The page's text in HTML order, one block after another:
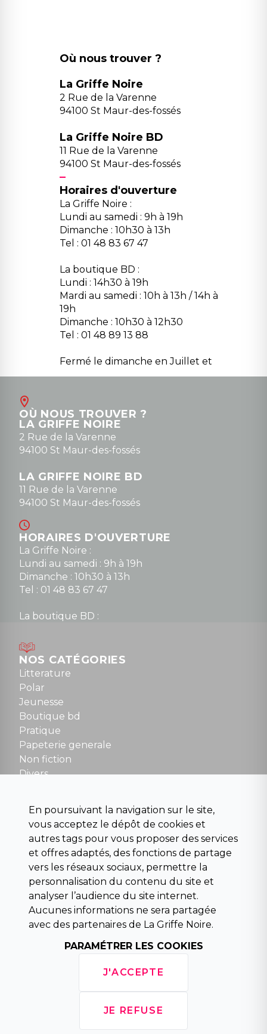
Où nous trouver ?
La Griffe Noire
2 Rue de la Varenne
94100 St Maur-des-fossés
La Griffe Noire BD
11 Rue de la Varenne
94100 St Maur-des-fossés
Horaires d'ouverture
La Griffe Noire :
Lundi au samedi : 9h à 19h
Dimanche : 10h30 à 13h
Tel : 01 48 83 67 47
La boutique BD :
Lundi : 14h30 à 19h
Mardi au samedi : 10h à 13h / 14h à
19h
Dimanche : 10h30 à 12h30
Tel : 01 48 89 13 88
Fermé le dimanche en Juillet et
Août
contact@la-griffe-noire.com
0148836747
OÙ NOUS TROUVER ?
LA GRIFFE NOIRE
2 Rue de la Varenne
94100 St Maur-des-fossés
LA GRIFFE NOIRE BD
11 Rue de la Varenne
94100 St Maur-des-fossés
HORAIRES D'OUVERTURE
La Griffe Noire :
Lundi au samedi : 9h à 19h
Dimanche : 10h30 à 13h
Tel : 01 48 83 67 47
La boutique BD :
Mardi au samedi : 10h à 13h / 14h à 19h
Dimanche : 10h30 à 12h30
Tel : 01 48 89 13 88
Fermé le dimanche en Juillet et Août
NOUS CONTACTER
contact@la-griffe-noire.com
NOS CATÉGORIES
Litterature
Polar
Jeunesse
Boutique bd
Pratique
Papeterie generale
Non fiction
Divers
Para scolaire
Histoire
Pochoteque
Pleiade
INFORMATIONS
Droit de rétractation
Conditions générales de vente
Mentions légales
Horaires d'ouverture
En poursuivant la navigation sur le site,
vous acceptez le dépôt de cookies et
autres tags pour vous proposer des services
et offres adaptés, des fonctions de partage
vers les réseaux sociaux, permettre la
personnalisation du contenu du site et
analyser l’audience du site internet.
Aucunes informations ne sera partagée
avec des partenaires de La Griffe Noire.
PARAMÉTRER LES COOKIES
J'ACCEPTE
JE REFUSE